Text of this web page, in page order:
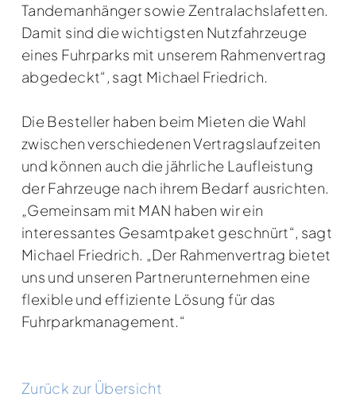
Tandemanhänger sowie Zentralachslafetten.
Damit sind die wichtigsten Nutzfahrzeuge
eines Fuhrparks mit unserem Rahmenvertrag
abgedeckt“, sagt Michael Friedrich.
Die Besteller haben beim Mieten die Wahl
zwischen verschiedenen Vertragslaufzeiten
und können auch die jährliche Laufleistung
der Fahrzeuge nach ihrem Bedarf ausrichten.
„Gemeinsam mit MAN haben wir ein
interessantes Gesamtpaket geschnürt“, sagt
Michael Friedrich. „Der Rahmenvertrag bietet
uns und unseren Partnerunternehmen eine
flexible und effiziente Lösung für das
Fuhrparkmanagement.“
Zurück zur Übersicht